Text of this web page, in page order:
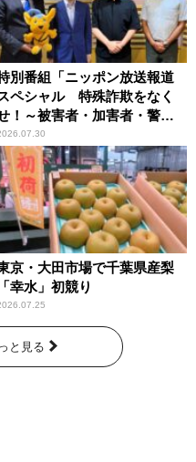
別番組「ニッポン放送報道
ペシャル 特殊詐欺をなく
！～被害者・加害者・警視
が語るトクリュウの実態
～」放送
京・大田市場で千葉県産梨
「幸水」初競り
と見る